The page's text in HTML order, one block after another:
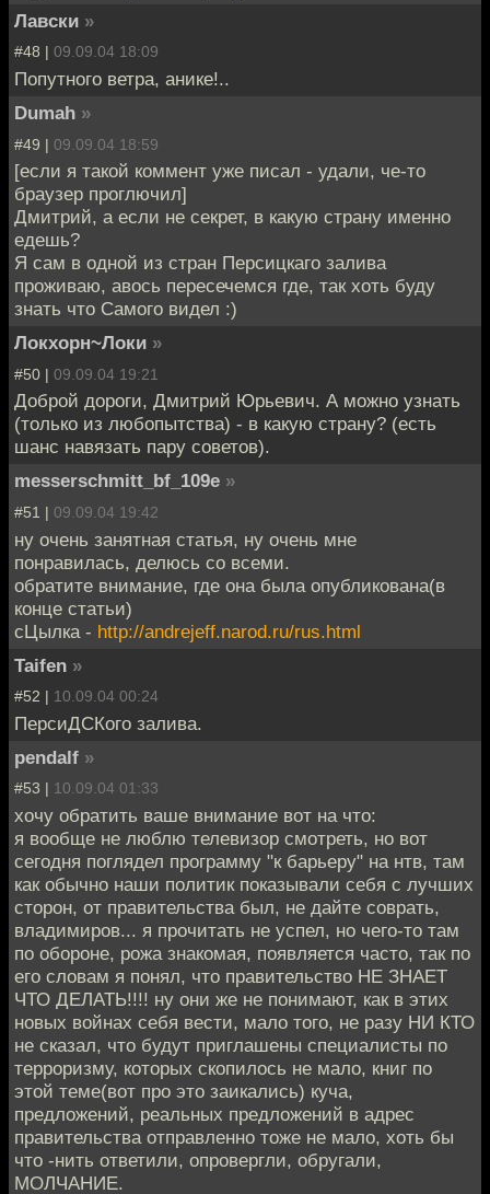
Лавски »
#48 | 09.09.04 18:09
Попутного ветра, анике!..
Dumah »
#49 | 09.09.04 18:59
[если я такой коммент уже писал - удали, че-то
браузер проглючил]
Дмитрий, а если не секрет, в какую страну именно
едешь?
Я сам в одной из стран Персицкаго залива
проживаю, авось пересечемся где, так хоть буду
знать что Самого видел :)
Локхорн~Локи »
#50 | 09.09.04 19:21
Доброй дороги, Дмитрий Юрьевич. А можно узнать
(только из любопытства) - в какую страну? (есть
шанс навязать пару советов).
messerschmitt_bf_109e »
#51 | 09.09.04 19:42
ну очень занятная статья, ну очень мне
понравилась, делюсь со всеми.
обратите внимание, где она была опубликована(в
конце статьи)
сЦылка - http://andrejeff.narod.ru/rus.html
Taifen »
#52 | 10.09.04 00:24
ПерсиДСКого залива.
pendalf »
#53 | 10.09.04 01:33
хочу обратить ваше внимание вот на что:
я вообще не люблю телевизор смотреть, но вот
сегодня поглядел программу "к барьеру" на нтв, там
как обычно наши политик показывали себя с лучших
сторон, от правительства был, не дайте соврать,
владимиров... я прочитать не успел, но чего-то там
по обороне, рожа знакомая, появляется часто, так по
его словам я понял, что правительство НЕ ЗНАЕТ
ЧТО ДЕЛАТЬ!!!! ну они же не понимают, как в этих
новых войнах себя вести, мало того, не разу НИ КТО
не сказал, что будут приглашены специалисты по
терроризму, которых скопилось не мало, книг по
этой теме(вот про это заикались) куча,
предложений, реальных предложений в адрес
правительства отправленно тоже не мало, хоть бы
что -нить ответили, опровергли, обругали,
МОЛЧАНИЕ.